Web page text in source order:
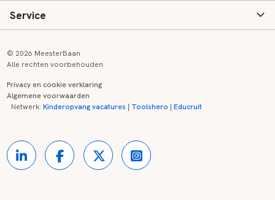
Voortgezet onderwijs
Kinderopvang
Vacatures
Zij-instroom informatie
Onderwijsregio's
Inloggen
Registreren
Contact
Service
Onderwijs links
Partners
© 2026 MeesterBaan
Alle rechten voorbehouden
Privacy en cookie verklaring
Algemene voorwaarden
Netwerk:Kinderopvang vacatures | Toolshero |Educruit